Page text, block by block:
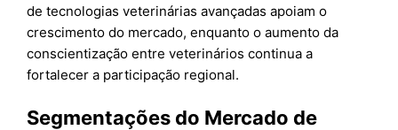
de tecnologias veterinárias avançadas apoiam o
crescimento do mercado, enquanto o aumento da
conscientização entre veterinários continua a
fortalecer a participação regional.
Segmentações do Mercado de